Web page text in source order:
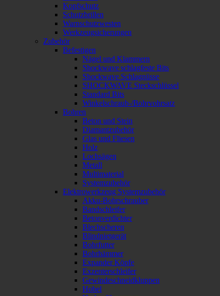
Kopfschutz
Schutzbrillen
Warnschutzwesten
Werkzeugsicherungen
Zubehör
Befestigen
Nägel und Klammern
Shockwave schlagfeste Bits
Shockwave Schlagnüsse
SHOCKWAVE Steckschlüssel
Standard Bits
Winkelschraub-/Bohrvohrsatz
Bohren
Beton und Stein
Diamantzubehör
Glas und Fliesen
Holz
Lochsägen
Metall
Multimaterial
Systemzubehör
Elektrowerkzeug Systemzubehör
Akku-Bohrschrauber
Bandschleifer
Betonverdichter
Blechscheren
Blindnietgerät
Bohrfutter
Bohrhämmer
Expander Köpfe
Exzenterschleifer
Gewindeschneidkluppen
Hobel